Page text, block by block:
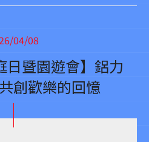
04/08
日暨園遊會】鋁力
創歡樂的回憶